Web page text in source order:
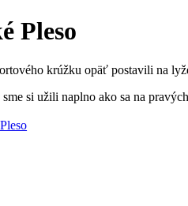
Pleso
krúžku opäť postavili na
si užili naplno ako sa na